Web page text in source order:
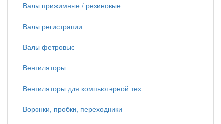
Валы прижимные / резиновые
Валы регистрации
Валы фетровые
Вентиляторы
Вентиляторы для компьютерной тех
Воронки, пробки, переходники